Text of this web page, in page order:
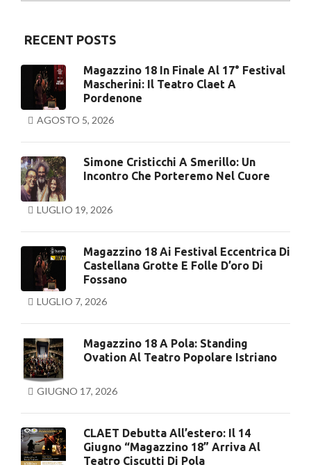
RECENT POSTS
Magazzino 18 In Finale Al 17° Festival
Mascherini: Il Teatro Claet A
Pordenone
AGOSTO 5, 2026
Simone Cristicchi A Smerillo: Un
Incontro Che Porteremo Nel Cuore
LUGLIO 19, 2026
Magazzino 18 Ai Festival Eccentrica Di
Castellana Grotte E Folle D’oro Di
Fossano
LUGLIO 7, 2026
Magazzino 18 A Pola: Standing
Ovation Al Teatro Popolare Istriano
GIUGNO 17, 2026
CLAET Debutta All’estero: Il 14
Giugno “Magazzino 18” Arriva Al
Teatro Ciscutti Di Pola